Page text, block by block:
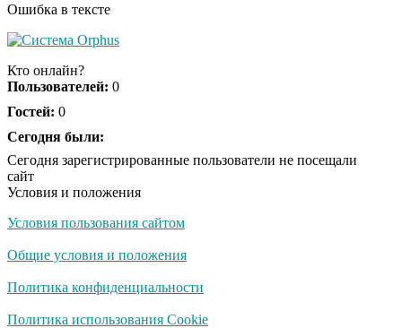
Ролик из Омска: вы
Ржу не переставая, это
не раз
Скрытая камера на
люди вытворяют, когда
Ролик длится
Ошибка в тексте
Кто онлайн?
Пользователей: 0
Гостей: 0
Сегодня были:
Сегодня зарегистрированные пользователи не посещали
сайт
Условия и положения
Условия пользования сайтом
Общие условия и положения
Политика конфиденциальности
Политика использования Cookie